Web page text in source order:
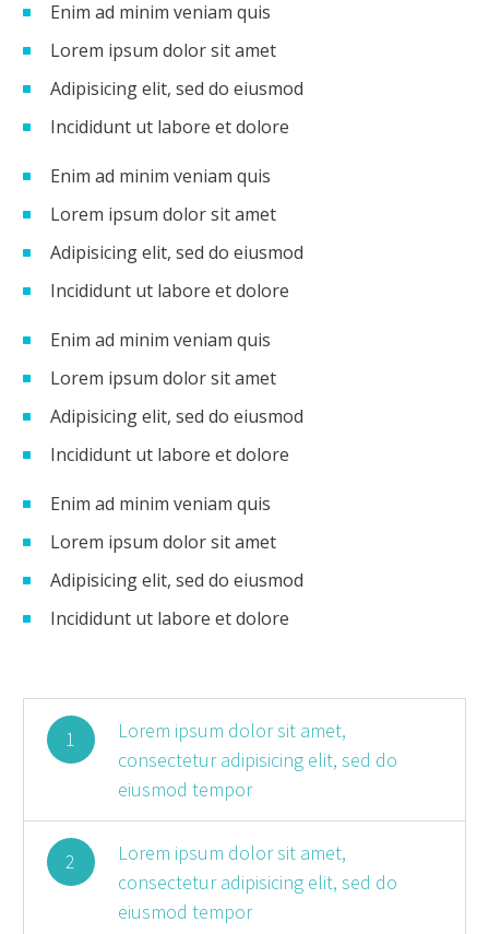
Enim ad minim veniam quis
Lorem ipsum dolor sit amet
Adipisicing elit, sed do eiusmod
Incididunt ut labore et dolore
Enim ad minim veniam quis
Lorem ipsum dolor sit amet
Adipisicing elit, sed do eiusmod
Incididunt ut labore et dolore
Enim ad minim veniam quis
Lorem ipsum dolor sit amet
Adipisicing elit, sed do eiusmod
Incididunt ut labore et dolore
Enim ad minim veniam quis
Lorem ipsum dolor sit amet
Adipisicing elit, sed do eiusmod
Incididunt ut labore et dolore
1
Lorem ipsum dolor sit amet,
consectetur adipisicing elit, sed do
eiusmod tempor
2
Lorem ipsum dolor sit amet,
consectetur adipisicing elit, sed do
eiusmod tempor